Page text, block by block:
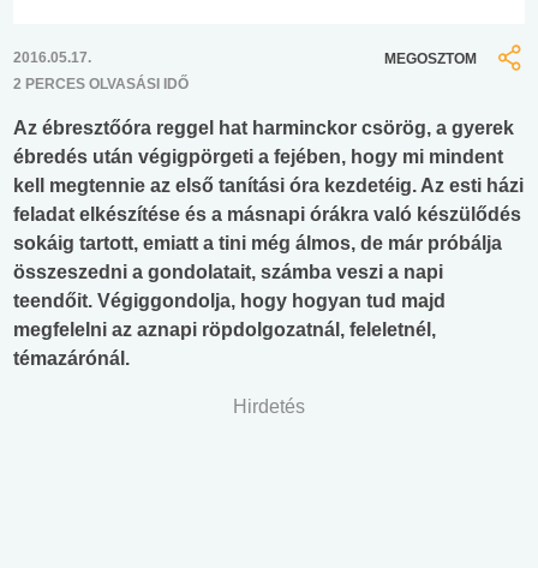
2016.05.17.
2 PERCES OLVASÁSI IDŐ
MEGOSZTOM
Az ébresztőóra reggel hat harminckor csörög, a gyerek
ébredés után végigpörgeti a fejében, hogy mi mindent
kell megtennie az első tanítási óra kezdetéig. Az esti házi
feladat elkészítése és a másnapi órákra való készülődés
sokáig tartott, emiatt a tini még álmos, de már próbálja
összeszedni a gondolatait, számba veszi a napi
teendőit. Végiggondolja, hogy hogyan tud majd
megfelelni az aznapi röpdolgozatnál, feleletnél,
témazárónál.
Hirdetés